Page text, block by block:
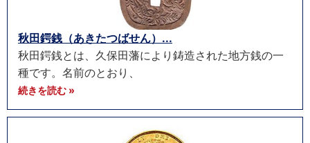
秋田鍔銭（あきたつばせん）...
秋田鍔銭とは、久保田藩により鋳造された地方銭の一
種です。名前のとおり、
続きを読む »